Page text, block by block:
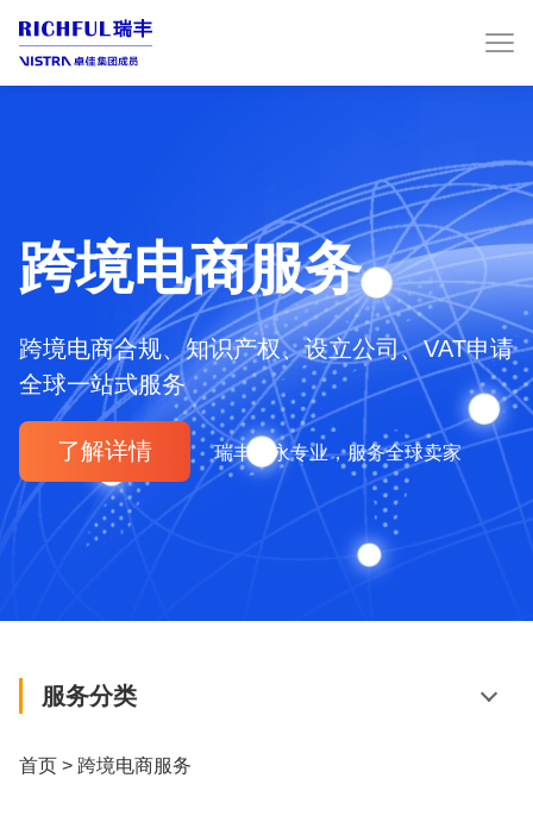
跨境电商服务
跨境电商合规、知识产权、设立公司、VAT申请
全球一站式服务
了解详情 瑞丰德永专业，服务全球卖家
服务分类
首页 > 跨境电商服务